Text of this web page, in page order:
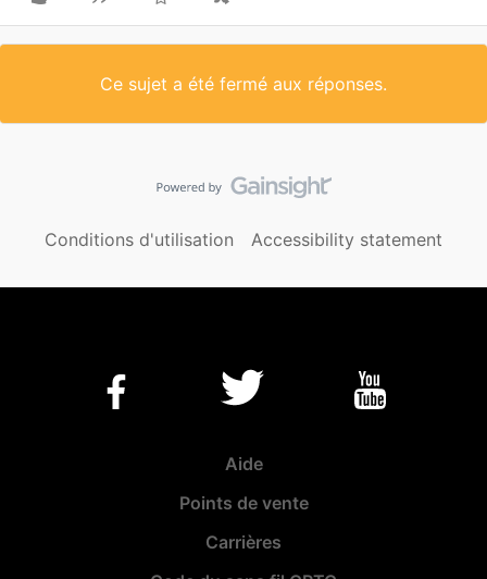
Ce sujet a été fermé aux réponses.
Conditions d'utilisation Accessibility statement
Aide
Points de vente
Carrières